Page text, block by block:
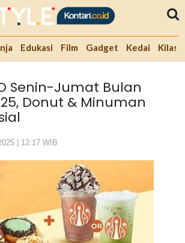
Edukasi Film Gadget Kedai Kilas
Senin-Jumat Bulan
Donut & Minuman
| 12:17 WIB